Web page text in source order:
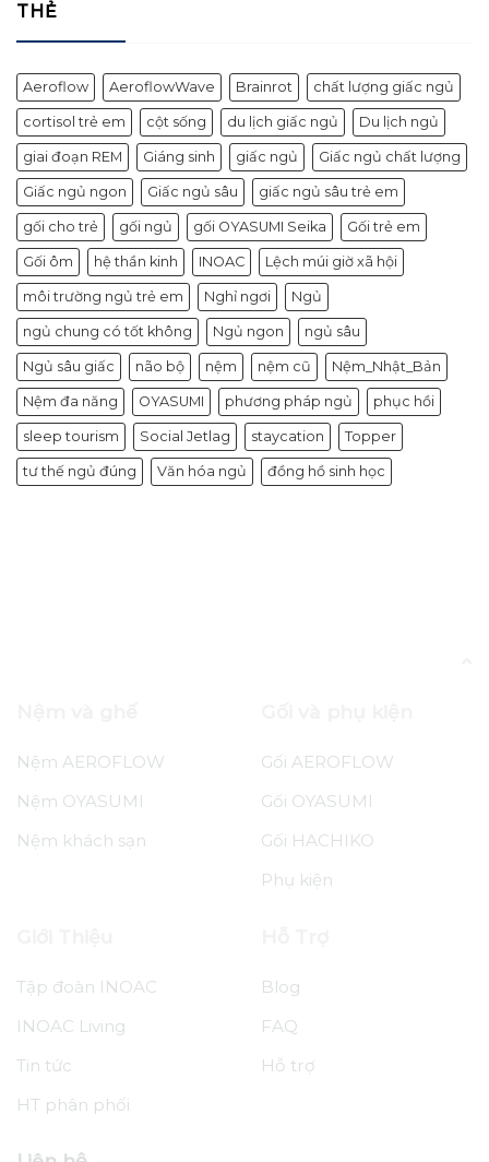
THẺ
Aeroflow AeroflowWave Brainrot chất lượng giấc ngủ
cortisol trẻ em cột sống du lịch giấc ngủ Du lịch ngủ
giai đoạn REM Giáng sinh giấc ngủ Giấc ngủ chất lượng
Giấc ngủ ngon Giấc ngủ sâu giấc ngủ sâu trẻ em
gối cho trẻ gối ngủ gối OYASUMI Seika Gối trẻ em
Gối ôm hệ thần kinh INOAC Lệch múi giờ xã hội
môi trường ngủ trẻ em Nghỉ ngơi Ngủ
ngủ chung có tốt không Ngủ ngon ngủ sâu
Ngủ sâu giấc não bộ nệm nệm cũ Nệm_Nhật_Bản
Nệm đa năng OYASUMI phương pháp ngủ phục hồi
sleep tourism Social Jetlag staycation Topper
tư thế ngủ đúng Văn hóa ngủ đồng hồ sinh học
Nệm AEROFLOW
Nệm OYASUMI
Nệm khách sạn
Gối AEROFLOW
Gối OYASUMI
Gối HACHIKO
Phụ kiện
Tập đoàn INOAC
INOAC Living
Tin tức
HT phân phối
Blog
FAQ
Hỗ trợ